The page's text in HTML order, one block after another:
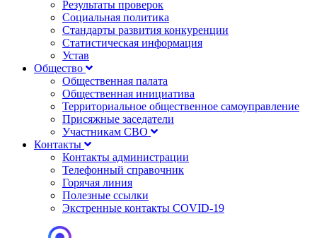
Результаты проверок
Социальная политика
Стандарты развития конкуренции
Статистическая информация
Устав
Общество
Общественная палата
Общественная инициатива
Территориальное общественное самоуправление
Присяжные заседатели
Участникам СВО
Контакты
Контакты администрации
Телефонный справочник
Горячая линия
Полезные ссылки
Экстренные контакты COVID-19